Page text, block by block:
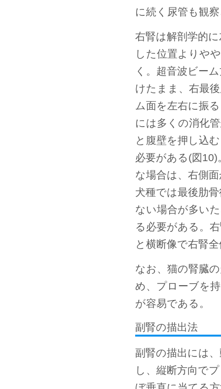
に続く尿管も観
右腎は解剖学的
した位置よりや
く。超音波ビー
けたまま、右最
ム面を左右に振
には多くの消化
と腹壁を押し込
必要がある(図
な場合は、右側
犬種では最後肋
ない場合が多い
る必要がある。
と横断像で右腎
なお、猫の腎臓
め、プローブを
が容易である。
副腎の描出法
副腎の描出には
し、縦断方向で